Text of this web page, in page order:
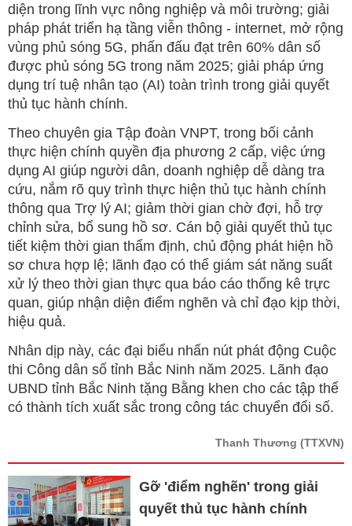
diện trong lĩnh vực nông nghiệp và môi trường; giải
pháp phát triển hạ tầng viễn thông - internet, mở rộng
vùng phủ sóng 5G, phấn đấu đạt trên 60% dân số
được phủ sóng 5G trong năm 2025; giải pháp ứng
dụng trí tuệ nhân tạo (AI) toàn trình trong giải quyết
thủ tục hành chính.
Theo chuyên gia Tập đoàn VNPT, trong bối cảnh
thực hiện chính quyền địa phương 2 cấp, việc ứng
dụng AI giúp người dân, doanh nghiệp dễ dàng tra
cứu, nắm rõ quy trình thực hiện thủ tục hành chính
thông qua Trợ lý AI; giảm thời gian chờ đợi, hỗ trợ
chỉnh sửa, bổ sung hồ sơ. Cán bộ giải quyết thủ tục
tiết kiệm thời gian thẩm định, chủ động phát hiện hồ
sơ chưa hợp lệ; lãnh đạo có thể giám sát năng suất
xử lý theo thời gian thực qua báo cáo thống kê trực
quan, giúp nhận diện điểm nghẽn và chỉ đạo kịp thời,
hiệu quả.
Nhân dịp này, các đại biểu nhấn nút phát động Cuộc
thi Công dân số tỉnh Bắc Ninh năm 2025. Lãnh đạo
UBND tỉnh Bắc Ninh tặng Bằng khen cho các tập thể
có thành tích xuất sắc trong công tác chuyển đổi số.
Thanh Thương (TTXVN)
Gỡ 'điểm nghẽn' trong giải
quyết thủ tục hành chính